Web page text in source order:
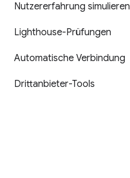
Nutzererfahrung simulieren
Lighthouse-Prüfungen
Automatische Verbindung
Drittanbieter-Tools